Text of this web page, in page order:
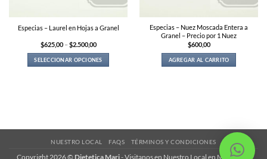
Especias – Laurel en Hojas a Granel
$625,00 –$2.500,00Price
$625,00
through
SELECCIONAR OPCIONES
options
may
Especias – Nuez Moscada Entera a
Granel – Precio por 1 Nuez
$600,00
AGREGAR AL CARRITO
NUESTRO LOCAL FAQS TÉRMINOS Y CONDICIONES
Copyright 2026 © Dietetica Mari-Visitanos en Nuestro Local en Magariños